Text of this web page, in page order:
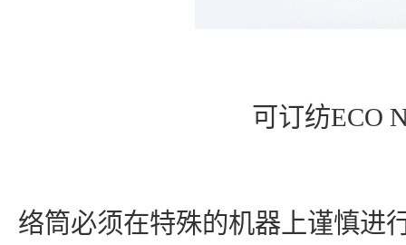
可订纺ECO
络筒必须在特殊的机器上谨慎进